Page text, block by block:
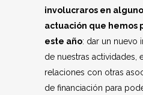
involucraros en
actuación que hemos
este año: dar un nuevo
de nuestras actividades,
relaciones con otras
de financiación para